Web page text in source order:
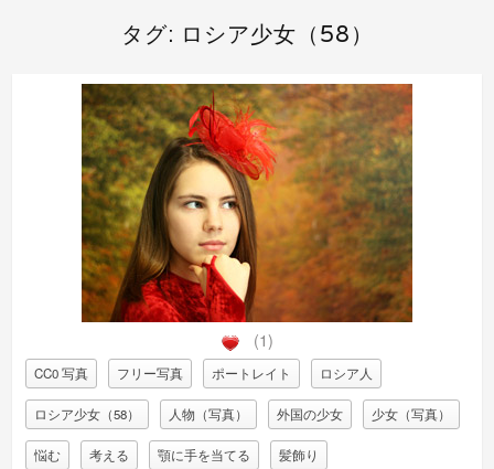
タグ: ロシア少女（58）
(1)
CC0 写真 フリー写真 ポートレイト ロシア人
ロシア少女（58） 人物（写真） 外国の少女 少女（写真）
悩む 考える 顎に手を当てる 髪飾り